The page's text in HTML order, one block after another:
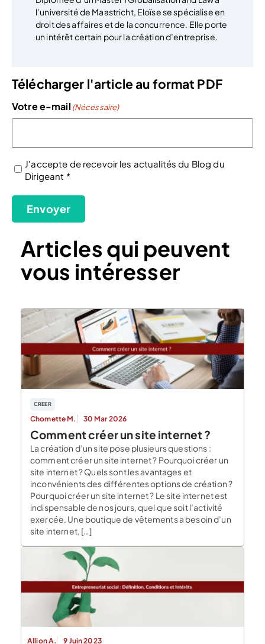
l’université de Maastricht, Eloïse se spécialise en
droit des affaires et de la concurrence. Elle porte
un intérêt certain pour la création d’entreprise.
Télécharger l'article au format PDF
Votre e-mail (Nécessaire)
(Nécessaire)
J'accepte de recevoir les actualités du Blog du
Dirigeant *
Envoyer
Articles qui peuvent
vous intéresser
CREER
Chomette M. 30 Mar 2026
Comment créer un site internet ?
La création d’un site pose plusieurs questions :
comment créer un site internet ? Pourquoi créer un
site internet ? Quels sont les avantages et
inconvénients des différentes options de création ?
Pourquoi créer un site internet ? Le site internet est
indispensable de nos jours, quel que soit l’activité
exercée. Une boutique de vêtements a besoin d’un
site internet, […]
Allion A. 9 Juin 2023